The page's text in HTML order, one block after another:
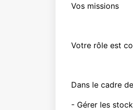
Vos missions
Votre rôle est
Dans le cadre
- Gérer les